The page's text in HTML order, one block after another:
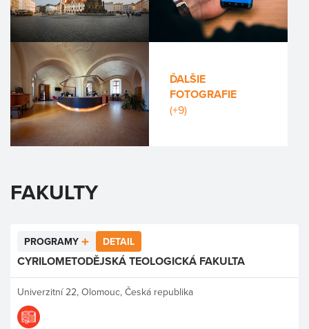
ĎALŠIE
FOTOGRAFIE
(+9)
FAKULTY
PROGRAMY DETAIL
CYRILOMETODĚJSKÁ TEOLOGICKÁ FAKULTA
Univerzitní 22, Olomouc, Česká republika